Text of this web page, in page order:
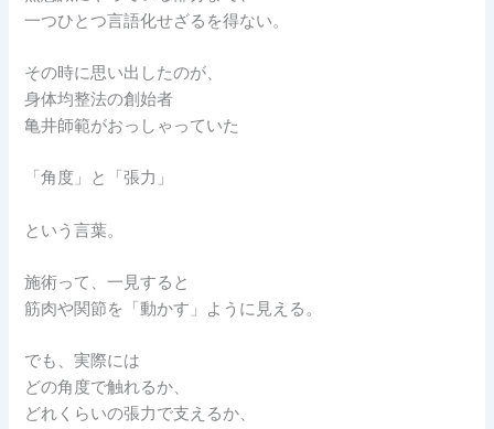
一つひとつ言語化せざるを得ない。
その時に思い出したのが、
身体均整法の創始者
亀井師範がおっしゃっていた
「角度」と「張力」
という言葉。
施術って、一見すると
筋肉や関節を「動かす」ように見える。
でも、実際には
どの角度で触れるか、
どれくらいの張力で支えるか、